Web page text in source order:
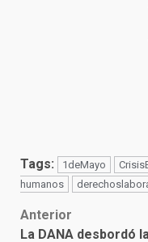
Tags: 1deMayo
humanos
Post
Anterior
La DANA desbordó